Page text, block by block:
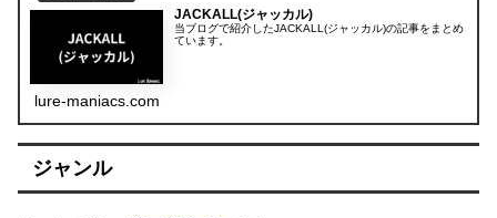
JACKALL(ジャッカル)
当ブログで紹介したJACKALL(ジャッカル)の記事をまとめ
ています。
lure-maniacs.com
ジャンル